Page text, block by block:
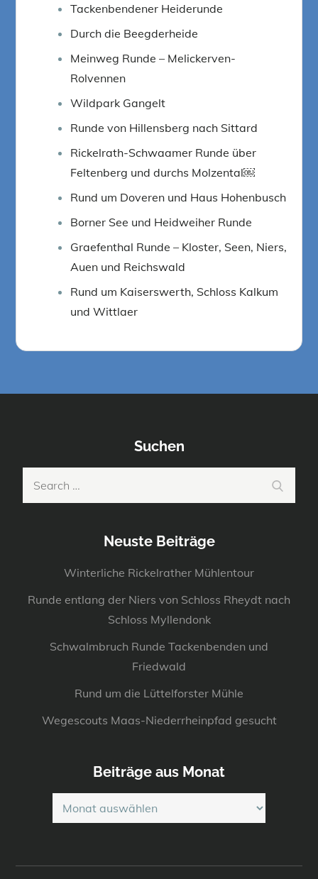
Tackenbendener Heiderunde
Durch die Beegderheide
Meinweg Runde – Melickerven-
Rolvennen
Wildpark Gangelt
Runde von Hillensberg nach Sittard
Rickelrath-Schwaamer Runde über
Feltenberg und durchs Molzental￼
Rund um Doveren und Haus Hohenbusch
Borner See und Heidweiher Runde
Graefenthal Runde – Kloster, Seen, Niers,
Auen und Reichswald
Rund um Kaiserswerth, Schloss Kalkum
und Wittlaer
Suchen
Neuste Beiträge
Winterliche Rickelrather Mühlentour
Runde entlang der Niers von Schloss Rheydt nach
Schloss Myllendonk
Schwalmbruch Runde Tackenbenden und
Friedwald
Rund um die Lüttelforster Mühle
Wegescouts Maas-Niederrheinpfad gesucht
Beiträge aus Monat
Beiträge
aus